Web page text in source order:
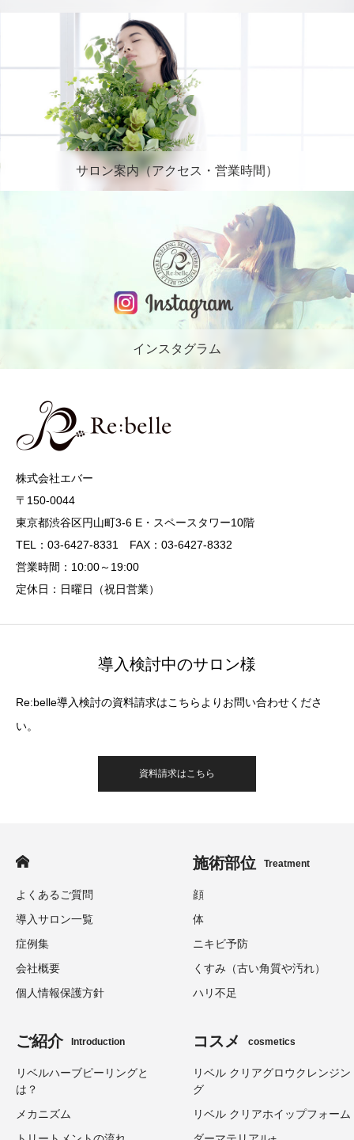
サロン案内（アクセス・営業時間）
インスタグラム
株式会社エバー
〒150-0044
東京都渋谷区円山町3-6 E・スペースタワー10階
TEL：03-6427-8331 FAX：03-6427-8332
営業時間：10:00～19:00
定休日：日曜日（祝日営業）
導入検討中のサロン様
Re:belle導入検討の資料請求はこちらよりお問い合わせくださ
い。
資料請求はこちら
よくあるご質問
導入サロン一覧
症例集
会社概要
個人情報保護方針
施術部位 Treatment
顔
体
ニキビ予防
くすみ（古い角質や汚れ）
ハリ不足
ご紹介 Introduction
リベルハーブピーリングと
は？
メカニズム
コスメ cosmetics
リベル クリアグロウクレンジン
グ
リベル クリアホイップフォーム